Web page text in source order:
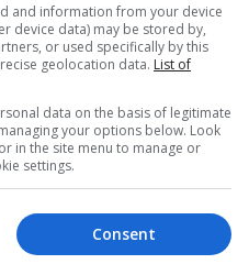
and information from your device
device data) may be stored by,
or used specifically by this
geolocation data. List of
data on the basis of legitimate
your options below. Look
in the site menu to manage or
settings.
Consent